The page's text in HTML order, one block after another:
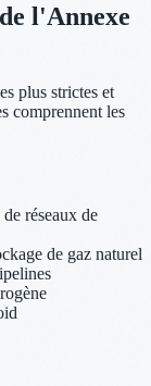
l'Annexe
plus strictes et
comprennent les
réseaux de
de gaz naturel